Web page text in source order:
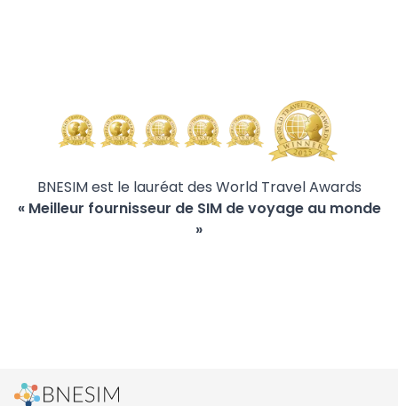
BNESIM est le lauréat des World Travel Awards
« Meilleur fournisseur de SIM de voyage au monde
»